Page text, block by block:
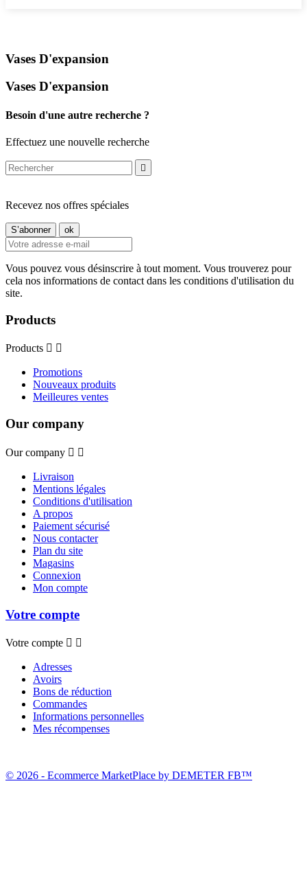
Vases D'expansion
Vases D'expansion
Besoin d'une autre recherche ?
Effectuez une nouvelle recherche

Recevez nos offres spéciales
Vous pouvez vous désinscrire à tout moment. Vous trouverez pour
cela nos informations de contact dans les conditions d'utilisation du
site.
Products
Products  
Promotions
Nouveaux produits
Meilleures ventes
Our company
Our company  
Livraison
Mentions légales
Conditions d'utilisation
A propos
Paiement sécurisé
Nous contacter
Plan du site
Magasins
Connexion
Mon compte
Votre compte
Votre compte  
Adresses
Avoirs
Bons de réduction
Commandes
Informations personnelles
Mes récompenses
© 2026 - Ecommerce MarketPlace by DEMETER FB™